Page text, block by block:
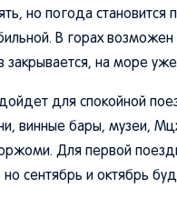
но погода становится
В горах возможен
закрывается, на море уже
для спокойной
винные бары, музеи,
Для первой
сентябрь и октябрь